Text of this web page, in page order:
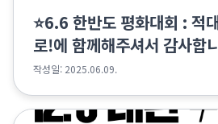
⭐️6.6 한반도 평화대회 : 적
로!에 함께해주셔서 감사합
작성일: 2025.06.09.